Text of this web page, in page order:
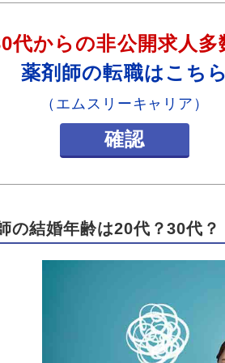
代からの非公開求人多
薬剤師の転職はこち
（エムスリーキャリア）
確認
の結婚年齢は20代？30代？